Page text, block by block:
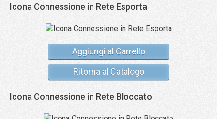
Icona Connessione in Rete Esporta
Aggiungi al Carrello
Ritorna al Catalogo
Icona Connessione in Rete Bloccato